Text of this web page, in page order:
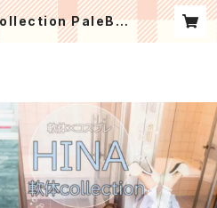
collection PaleBlu
SHOP